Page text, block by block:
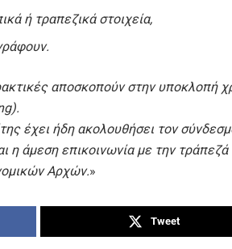
ή τραπεζικά στοιχεία,
αποσκοπούν στην υποκλοπή
έχει ήδη ακολουθήσει τον
η άμεση επικοινωνία με την τράπεζά
Αρχών.»
Tweet